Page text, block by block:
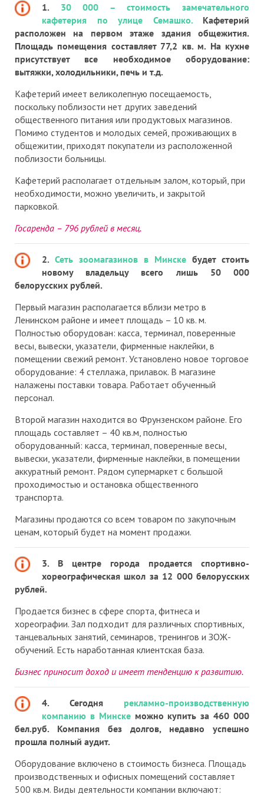
1. 30 000 – стоимость замечательного
кафетерия по улице Семашко.Кафетерий
расположен на первом этаже здания общежития.
Площадь помещения составляет 77,2 кв. м. На кухне
присутствует все необходимое оборудование:
вытяжки, холодильники, печь и т.д.
Кафетерий имеет великолепную посещаемость,
поскольку поблизости нет других заведений
общественного питания или продуктовых магазинов.
Помимо студентов и молодых семей, проживающих в
общежитии, приходят покупатели из расположенной
поблизости больницы.
Кафетерий располагает отдельным залом, который, при
необходимости, можно увеличить, и закрытой
парковкой.
Госаренда – 796 рублей в месяц.
2. Сеть зоомагазинов в Минске будет стоить
новому владельцу всего лишь 50 000
белорусских рублей.
Первый магазин располагается вблизи метро в
Ленинском районе и имеет площадь – 10 кв. м.
Полностью оборудован: касса, терминал, поверенные
весы, вывески, указатели, фирменные наклейки, в
помещении свежий ремонт. Установлено новое торговое
оборудование: 4 стеллажа, прилавок. В магазине
налажены поставки товара. Работает обученный
персонал.
Второй магазин находится во Фрунзенском районе. Его
площадь составляет – 40 кв.м, полностью
оборудованный: касса, терминал, поверенные весы,
вывески, указатели, фирменные наклейки, в помещении
аккуратный ремонт. Рядом супермаркет с большой
проходимостью и остановка общественного
транспорта.
Магазины продаются со всем товаром по закупочным
ценам, который будет на момент продажи.
3. В центре города продается спортивно-
хореографическая школ за 12 000 белорусских
рублей.
Продается бизнес в сфере спорта, фитнеса и
хореографии. Зал подходит для различных спортивных,
танцевальных занятий, семинаров, тренингов и ЗОЖ-
обучений. Есть наработанная клиентская база.
Бизнес приносит доход и имеет тенденцию к развитию.
4. Сегодня рекламно-производственную
компанию в Минскеможно купить за 460 000
бел.руб. Компания без долгов, недавно успешно
прошла полный аудит.
Оборудование включено в стоимость бизнеса. Площадь
производственных и офисных помещений составляет
500 кв.м. Виды деятельности компании включают: